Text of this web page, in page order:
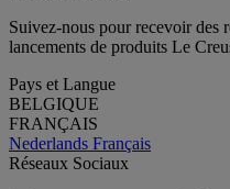
Suivez-nous pour recevoir des
lancements de produits Le
Pays et Langue
BELGIQUE
FRANÇAIS
Nederlands Français
Réseaux Sociaux